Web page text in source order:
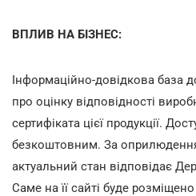
ВПЛИВ НА БІЗНЕС:
Інформаційно-довідкова база
про оцінку відповідності
сертифіката цієї продукції.
безкоштовним. За оприлюдення
актуальний стан відповідає
Саме на її сайті буде